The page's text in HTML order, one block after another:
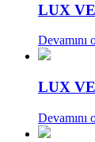
LUX
Devamını
LUX
Devamını